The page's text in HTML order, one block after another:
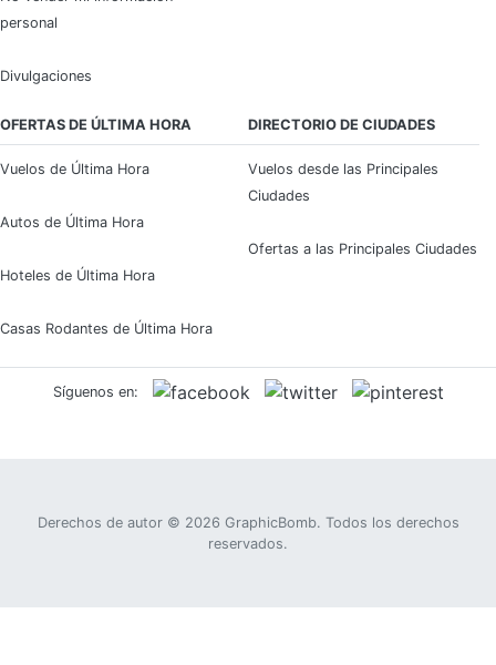
personal
Divulgaciones
OFERTAS DE ÚLTIMA HORA
Vuelos de Última Hora
Autos de Última Hora
Hoteles de Última Hora
Casas Rodantes de Última Hora
DIRECTORIO DE CIUDADES
Vuelos desde las Principales
Ciudades
Ofertas a las Principales Ciudades
Síguenos en:
Derechos de autor © 2026 GraphicBomb. Todos los derechos
reservados.